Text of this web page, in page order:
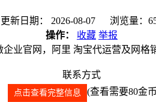
更新日期： 2026-08-07 浏览量：
操作：
收藏 举报
企业官网，阿里 淘宝代运营及网格
联系方式
点击查看完整信息 (查看需要80金